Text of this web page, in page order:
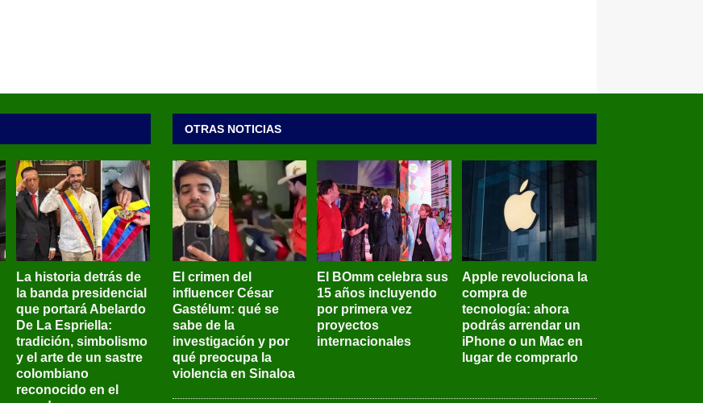
La historia detrás de
la banda presidencial
que portará Abelardo
De La Espriella:
tradición, simbolismo
y el arte de un sastre
colombiano
reconocido en el
OTRAS NOTICIAS
El crimen del
influencer César
Gastélum: qué se
sabe de la
investigación y por
qué preocupa la
violencia en Sinaloa
El BOmm celebra sus
15 años incluyendo
por primera vez
proyectos
internacionales
Apple revoluciona la
compra de
tecnología: ahora
podrás arrendar un
iPhone o un Mac en
lugar de comprarlo